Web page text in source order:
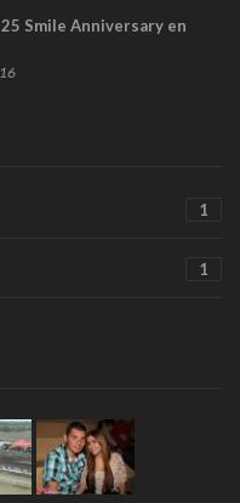
Smile Anniversary en
1
1